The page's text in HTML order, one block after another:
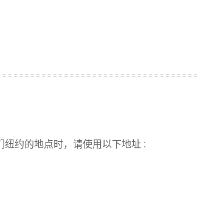
约的地点时，请使用以下地址 :